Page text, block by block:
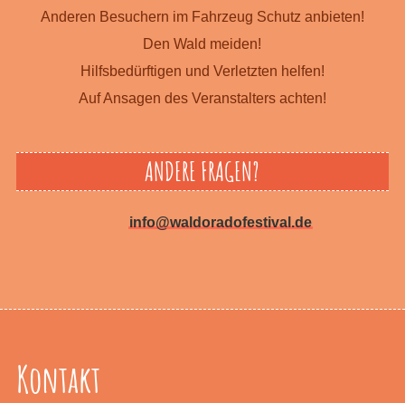
Anderen Besuchern im Fahrzeug Schutz anbieten!
Den Wald meiden!
Hilfsbedürftigen und Verletzten helfen!
Auf Ansagen des Veranstalters achten!
ANDERE FRAGEN?
info@waldoradofestival.de
Kontakt